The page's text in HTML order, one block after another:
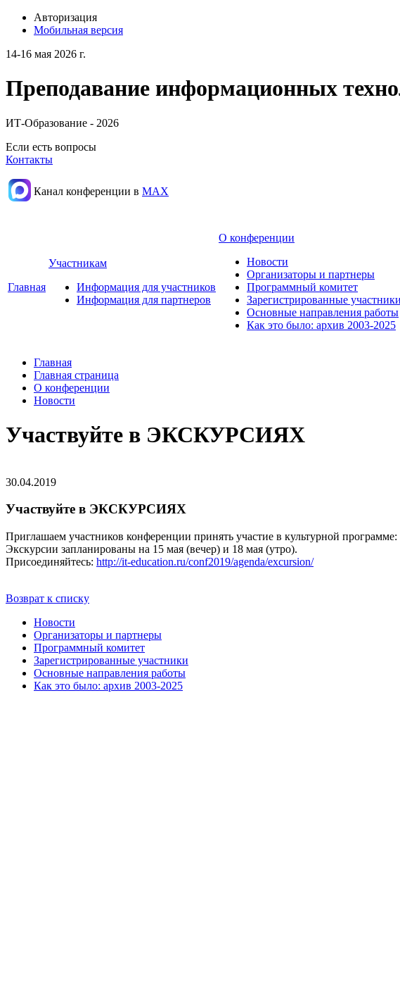
Авторизация
Мобильная версия
14-16 мая 2026 г.
Преподавание информационных
ИТ-Образование - 2026
Если есть вопросы
Контакты
Канал конференции в МАХ
Главная
Участникам
Информация для участников
Информация для партнеров
О конференции
Новости
Организаторы и партнеры
Программный комитет
Зарегистрированные участники
Основные направления работы
Как это было: архив 2003-2025
Главная
Главная страница
О конференции
Новости
Участвуйте в ЭКСКУРСИЯХ
30.04.2019
Участвуйте в ЭКСКУРСИЯХ
Приглашаем участников конференции принять участие в культурной
Экскурсии запланированы на 15 мая (вечер) и 18 мая (утро).
Присоединяйтесь: http://it-education.ru/conf2019/agenda/excursion/
Возврат к списку
Новости
Организаторы и партнеры
Программный комитет
Зарегистрированные участники
Основные направления работы
Как это было: архив 2003-2025